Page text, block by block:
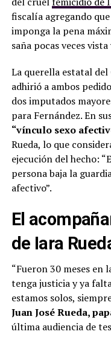
fiscalía agregando
imponga la pena
saña pocas veces
La querella estatal
adhirió a ambos
dos imputados
para Fernández. En
“vínculo sexo
Rueda, lo que
ejecución del hecho:
persona baja la
afectivo”.
El
de Iara
“Fueron 30 meses en
tenga justicia y ya
estamos solos,
Juan José Rueda,
última audiencia de